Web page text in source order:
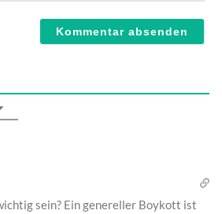
sein? Ein genereller Boykott ist